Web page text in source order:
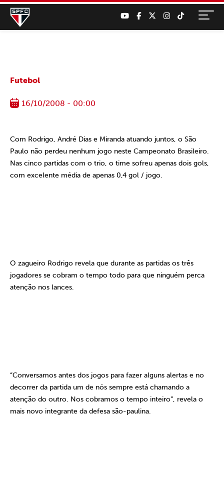
Futebol
16/10/2008 - 00:00
Com Rodrigo, André Dias e Miranda atuando juntos, o São
Paulo não perdeu nenhum jogo neste Campeonato Brasileiro.
Nas cinco partidas com o trio, o time sofreu apenas dois gols,
com excelente média de apenas 0,4 gol / jogo.
O zagueiro Rodrigo revela que durante as partidas os três
jogadores se cobram o tempo todo para que ninguém perca
atenção nos lances.
“Conversamos antes dos jogos para fazer alguns alertas e no
decorrer da partida um de nós sempre está chamando a
atenção do outro. Nos cobramos o tempo inteiro”, revela o
mais novo integrante da defesa são-paulina.